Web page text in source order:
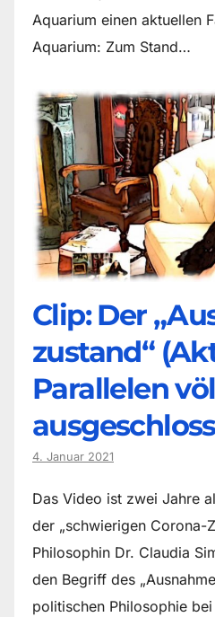
Aquarium einen aktuellen
Aquarium: Zum Stand…
Clip: Der
zustand“
Parallelen
4. Januar 2021
Das Video ist zwei Jahre
der „schwierigen Corona-
Philosophin Dr. Claudia
den Begriff des
politischen Philosophie